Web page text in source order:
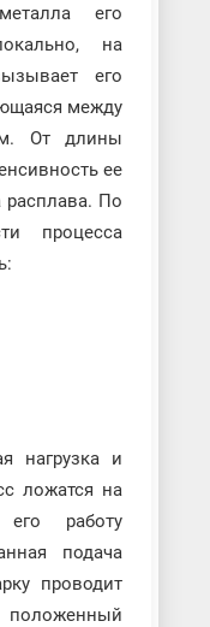
его
на
его
между
От длины
ее
расплава. По
процесса
нагрузка и
ложатся на
работу
подача
проводит